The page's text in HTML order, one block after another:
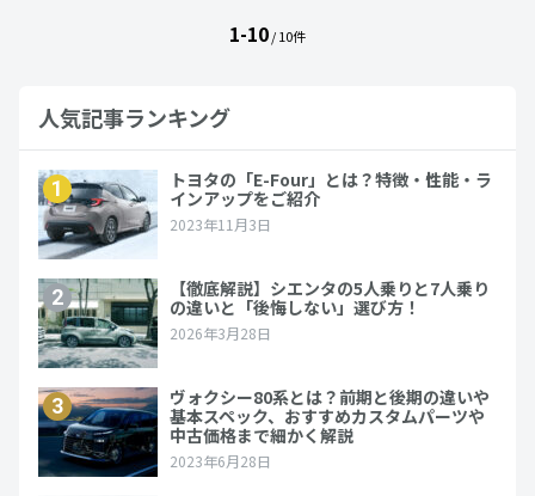
1-10/ 10件
人気記事ランキング